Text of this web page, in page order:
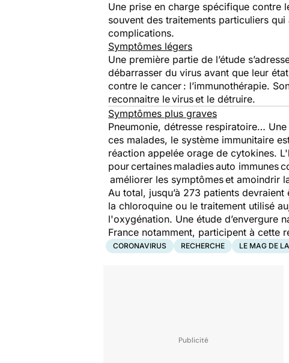
Une prise en charge spécifique contre
souvent des traitements particuliers
complications.
Symptômes légers
Une première partie de l’étude
débarrasser du virus avant que leur
contre le cancer : l’immunothérapie.
reconnaitre le virus et le détruire.
Symptômes plus graves
Pneumonie, détresse respiratoire…
ces malades, le système immunitaire
réaction appelée orage de cytokines.
pour certaines maladies auto immunes
améliorer les symptômes et amoindrir
Au total, jusqu’à 273 patients
la chloroquine ou le traitement utilisé
l'oxygénation. Une étude d’envergure
France notamment, participent à cette
CORONAVIRUS RECHERCHE LE MAG DE